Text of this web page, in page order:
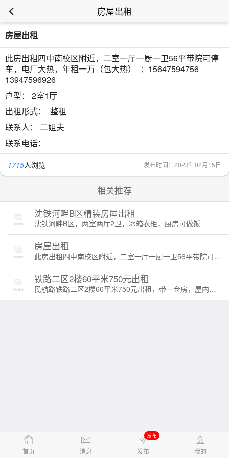
房屋出租
房屋出租
此房出租四中南校区附近，二室一厅一厨一卫56平带院可停
车，电厂大热，年租一万（包大热） ️ ：15647594756
13947596926
户型：
2室1厅
出租形式：
整租
联系人：
二姐夫
联系电话：
1715人浏览 发布时间：2023年02月15日
相关推荐
沈铁河畔B区精装房屋出租
沈铁河畔B区，两室两厅2卫，冰箱衣柜，厨房可做饭
房屋出租
此房出租四中南校区附近，二室一厅一厨一卫56平带院可停车，电厂大热，年租一万（包大热） ️ ：15647594756 13947596926
铁路二区2楼60平米750元出租
民航路铁路二区2楼60平米750元出租，带一仓房，屋内床沙发热水器洗衣机煤气衣柜写字台茶几
首页 消息
发布
发布 我的